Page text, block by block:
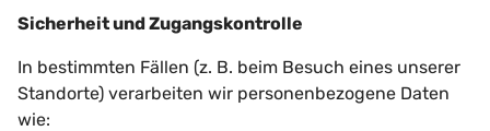
Sicherheit und Zugangskontrolle
In bestimmten Fällen (z. B. beim Besuch eines unserer
Standorte) verarbeiten wir personenbezogene Daten
wie: